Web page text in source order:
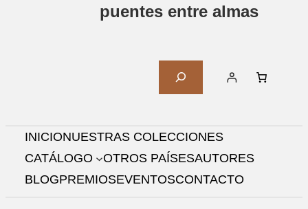
puentes entre almas
A
R
INICIONUESTRAS COLECCIONES
CATÁLOGO
OTROS PAÍSESAUTORES
BLOGPREMIOSEVENTOSCONTACTO